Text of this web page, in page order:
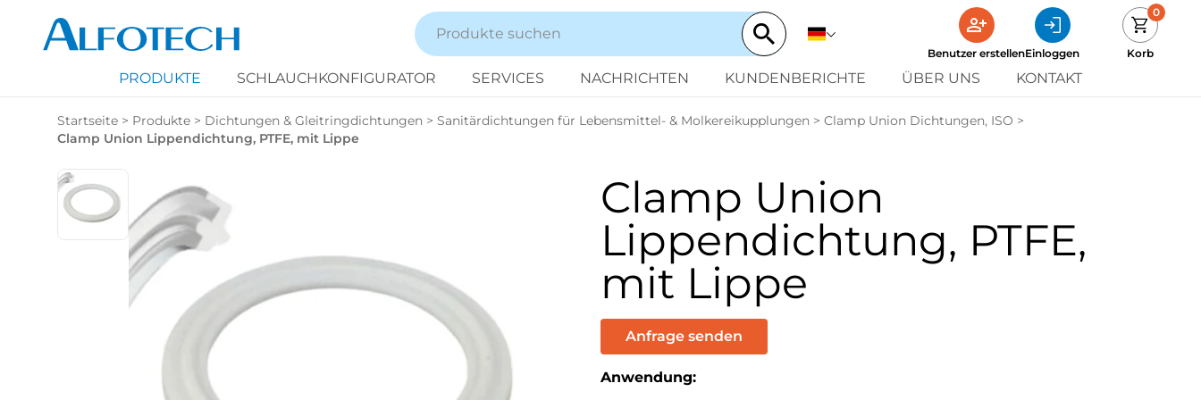
Benutzer erstellenEinloggen
0
Korb
PRODUKTE SCHLAUCHKONFIGURATOR SERVICES NACHRICHTEN KUNDENBERICHTE ÜBER UNS KONTAKT
Startseite > Produkte > Dichtungen & Gleitringdichtungen > Sanitärdichtungen für Lebensmittel- & Molkereikupplungen > Clamp Union Dichtungen, ISO >
Clamp Union Lippendichtung, PTFE, mit Lippe
Clamp Union
Lippendichtung, PTFE,
mit Lippe
Anfrage senden
Anwendung: